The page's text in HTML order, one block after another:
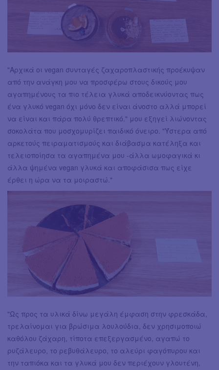
"Αρχικά οι vegan συνταγές ζαχαροπλαστικής προέκυψαν
από την ανάγκη μου να προσφέρω στους δικούς μου
αγαπημένους τα πιο τέλεια γλυκά αποδεικνύοντας πως
ένα γλυκό vegan όχι μόνο δεν είναι άνοστο αλλά μπορεί
να είναι και πάρα πολύ θρεπτικό." μου εξηγεί λιώνοντας
σοκολάτα που μοσχομυρίζει παιδικό όνειρο. "Ύστερα από
αρκετούς πειραματισμούς και διάβασμα κατέληξα και
τελειοποίησα τα αγαπημένα μου -άλλα ωμοφαγικά κι
άλλα ψημένα vegan γλυκά και αποφάσισα πως είχε
έρθει η ώρα να τα μοιραστώ."
"Ως προς τα υλικά δίνω μεγάλη έμφαση στην φρεσκάδα,
τρελαίνομαι για βρώσιμα λουλούδια, δεν χρησιμοποιώ
καθόλου ζάχαρη, τίποτα επεξεργασμένο, αγαπώ το
ρυζάλευρο, το ρεβυθάλευρο, το αλεύρι φαγόπυρου και
την ταπιόκα και τα γλυκά μου δεν περιέχουν γλουτένη,